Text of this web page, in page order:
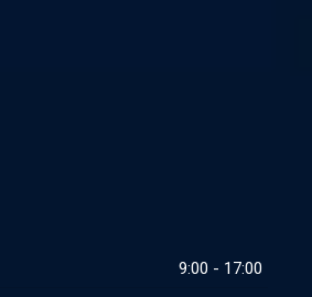
9:00 - 17:00